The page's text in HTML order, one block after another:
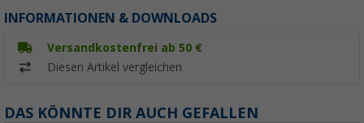
INFORMATIONEN & DOWNLOADS
Versandkostenfrei ab 50 €
Diesen Artikel vergleichen
DAS KÖNNTE DIR AUCH GEFALLEN